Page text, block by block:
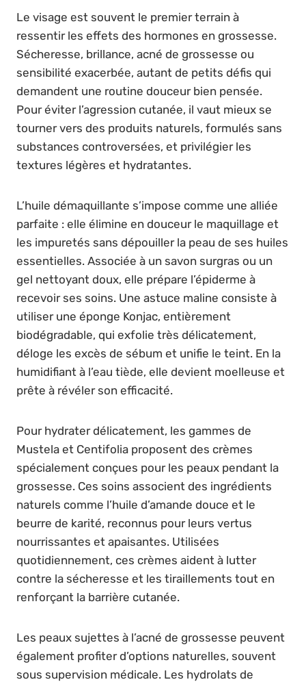
Le visage est souvent le premier terrain à
ressentir les effets des hormones en grossesse.
Sécheresse, brillance, acné de grossesse ou
sensibilité exacerbée, autant de petits défis qui
demandent une routine douceur bien pensée.
Pour éviter l’agression cutanée, il vaut mieux se
tourner vers des produits naturels, formulés sans
substances controversées, et privilégier les
textures légères et hydratantes.
L’huile démaquillante s’impose comme une alliée
parfaite : elle élimine en douceur le maquillage et
les impuretés sans dépouiller la peau de ses huiles
essentielles. Associée à un savon surgras ou un
gel nettoyant doux, elle prépare l’épiderme à
recevoir ses soins. Une astuce maline consiste à
utiliser une éponge Konjac, entièrement
biodégradable, qui exfolie très délicatement,
déloge les excès de sébum et unifie le teint. En la
humidifiant à l’eau tiède, elle devient moelleuse et
prête à révéler son efficacité.
Pour hydrater délicatement, les gammes de
Mustela et Centifolia proposent des crèmes
spécialement conçues pour les peaux pendant la
grossesse. Ces soins associent des ingrédients
naturels comme l’huile d’amande douce et le
beurre de karité, reconnus pour leurs vertus
nourrissantes et apaisantes. Utilisées
quotidiennement, ces crèmes aident à lutter
contre la sécheresse et les tiraillements tout en
renforçant la barrière cutanée.
Les peaux sujettes à l’acné de grossesse peuvent
également profiter d’options naturelles, souvent
sous supervision médicale. Les hydrolats de